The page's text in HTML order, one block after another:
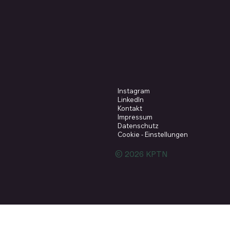
Instagram
LinkedIn
Kontakt
Impressum
Datenschutz
Cookie - Einstellungen
© 2026 KPTN